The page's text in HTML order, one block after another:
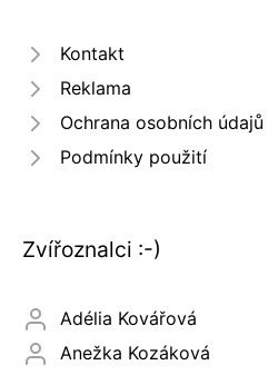
Kontakt
Reklama
Ochrana osobních údajů
Podmínky použití
Zvířoznalci :-)
Adélia Kovářová
Anežka Kozáková